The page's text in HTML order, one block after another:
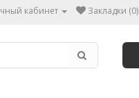
кабинет Закладки (0)